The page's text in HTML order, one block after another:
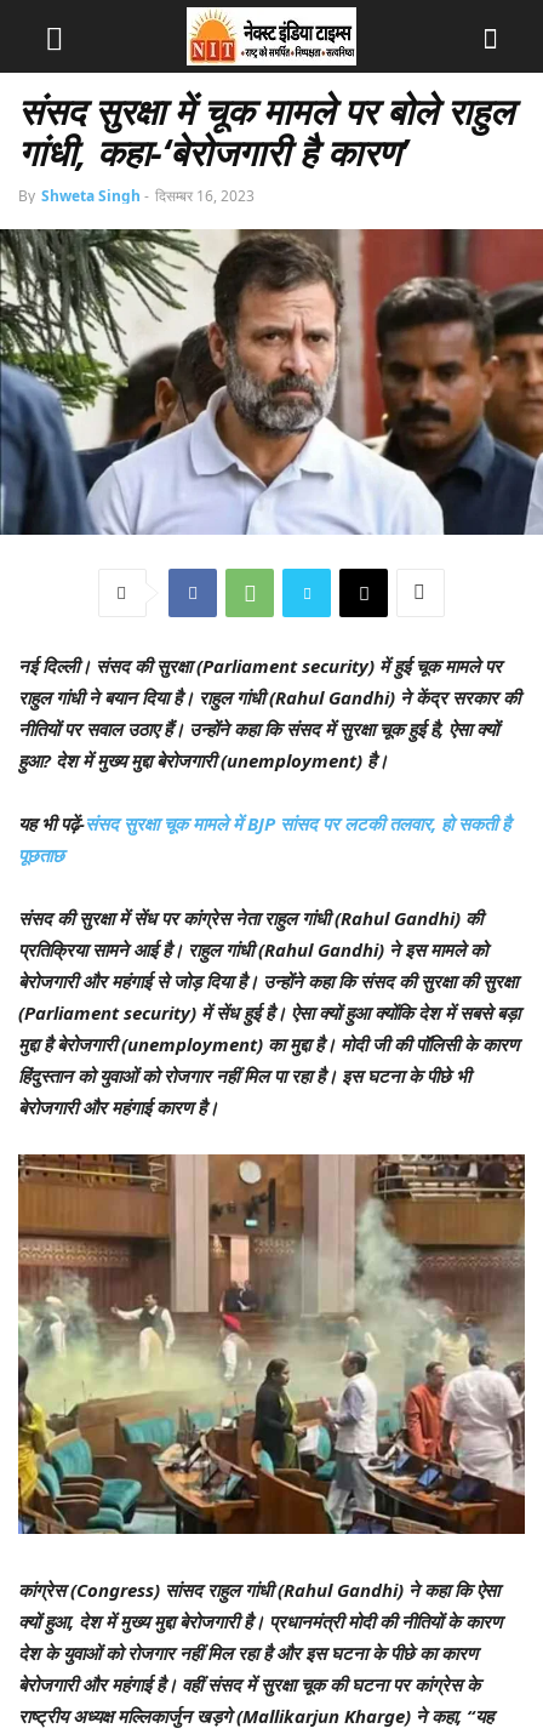
संसद सुरक्षा में चूक मामले पर बोले राहुल
गांधी, कहा-‘बेरोजगारी है कारण’
By Shweta Singh - दिसम्बर 16, 2023
नई दिल्ली। संसद की सुरक्षा (Parliament security) में हुई चूक मामले पर
राहुल गांधी ने बयान दिया है। राहुल गांधी (Rahul Gandhi) ने केंद्र सरकार की
नीतियों पर सवाल उठाए हैं। उन्होंने कहा कि संसद में सुरक्षा चूक हुई है, ऐसा क्यों
हुआ? देश में मुख्य मुद्दा बेरोजगारी (unemployment) है।
यह भी पढ़ें-संसद सुरक्षा चूक मामले में BJP सांसद पर लटकी तलवार, हो सकती है
पूछताछ
संसद की सुरक्षा में सेंध पर कांग्रेस नेता राहुल गांधी (Rahul Gandhi) की
प्रतिक्रिया सामने आई है। राहुल गांधी (Rahul Gandhi) ने इस मामले को
बेरोजगारी और महंगाई से जोड़ दिया है। उन्होंने कहा कि संसद की सुरक्षा की सुरक्षा
(Parliament security) में सेंध हुई है। ऐसा क्यों हुआ क्योंकि देश में सबसे बड़ा
मुद्दा है बेरोजगारी (unemployment) का मुद्दा है। मोदी जी की पॉलिसी के कारण
हिंदुस्तान को युवाओं को रोजगार नहीं मिल पा रहा है। इस घटना के पीछे भी
बेरोजगारी और महंगाई कारण है।
कांग्रेस (Congress) सांसद राहुल गांधी (Rahul Gandhi) ने कहा कि ऐसा
क्यों हुआ, देश में मुख्य मुद्दा बेरोजगारी है। प्रधानमंत्री मोदी की नीतियों के कारण
देश के युवाओं को रोजगार नहीं मिल रहा है और इस घटना के पीछे का कारण
बेरोजगारी और महंगाई है। वहीं संसद में सुरक्षा चूक की घटना पर कांग्रेस के
राष्ट्रीय अध्यक्ष मल्लिकार्जुन खड़गे (Mallikarjun Kharge) ने कहा, “यह